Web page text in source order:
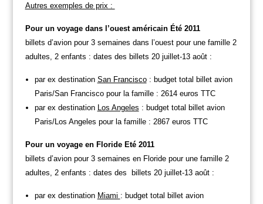
Autres exemples de prix :
Pour un voyage dans l’ouest américain Été 2011
billets d’avion pour 3 semaines dans l’ouest pour une famille 2
adultes, 2 enfants : dates des billets 20 juillet-13 août :
par ex destination San Francisco: budget total billet avion
Paris/San Francisco pour la famille : 2614 euros TTC
par ex destination
Los Angeles : budget total billet avion
Paris/Los Angeles pour la famille : 2867 euros TTC
Pour un voyage en Floride Eté 2011
billets d’avion pour 3 semaines en Floride pour une famille 2
adultes, 2 enfants : dates des billets 20 juillet-13 août :
par ex destination Miami : budget total billet avion